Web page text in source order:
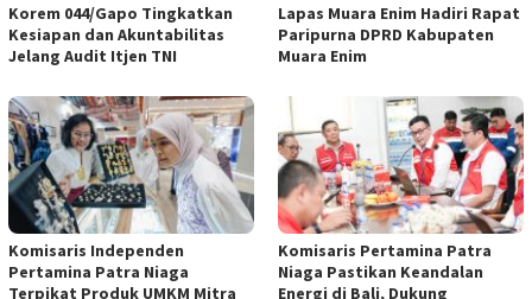
Korem 044/Gapo Tingkatkan
Kesiapan dan Akuntabilitas
Jelang Audit Itjen TNI
Lapas Muara Enim Hadiri Rapat
Paripurna DPRD Kabupaten
Muara Enim
Komisaris Independen
Pertamina Patra Niaga
Terpikat Produk UMKM Mitra
Komisaris Pertamina Patra
Niaga Pastikan Keandalan
Energi di Bali, Dukung